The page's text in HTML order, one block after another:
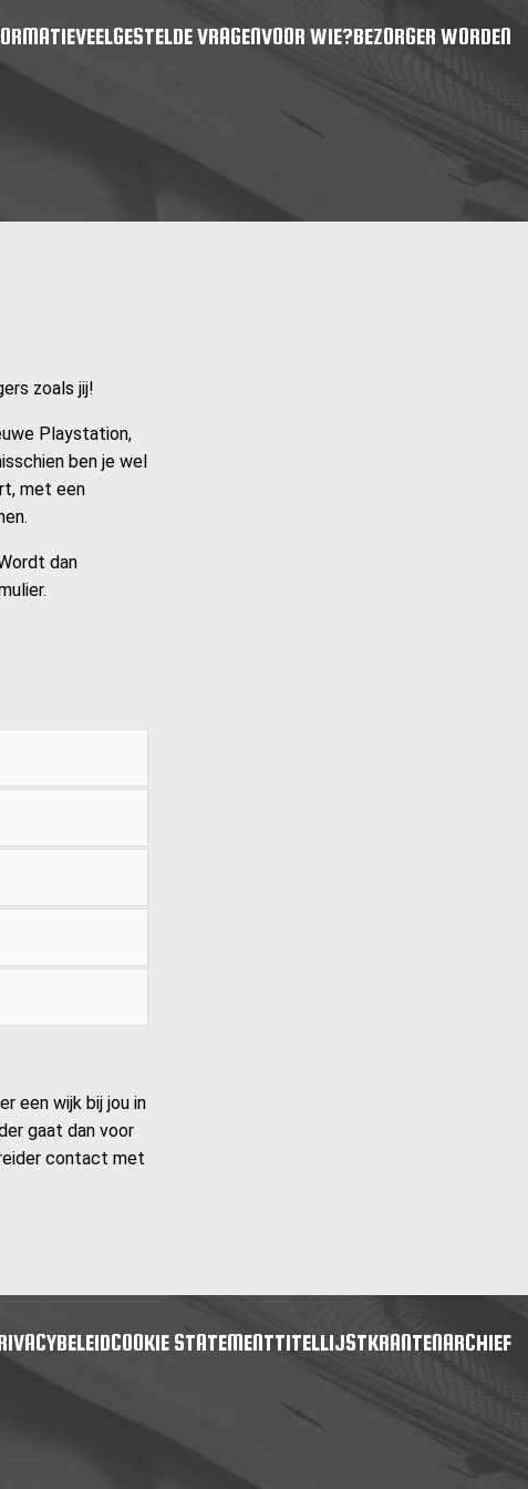
VEELGESTELDE VRAGENVOOR WIE?BEZORGER WORDEN
zoals jij!
Playstation,
ben je wel
met een
dan
een wijk bij jou in
gaat dan voor
contact met
COOKIE STATEMENTTITELLIJSTKRANTENARCHIEF